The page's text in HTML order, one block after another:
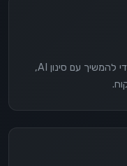
התמונות נכנסות לאחסון PicSmart כדי להמשיך עם סינון AI,